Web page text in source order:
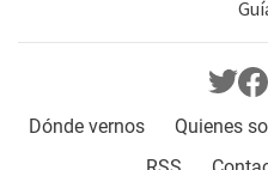
Dónde vernos Quienes